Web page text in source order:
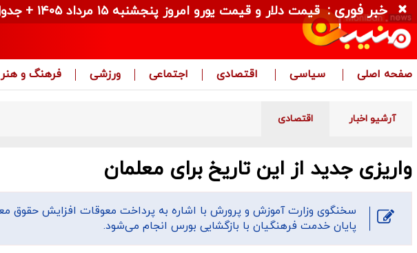
صفحه اصلی سیاسی اقتصادی اجتماعی ورزشی فرهنگ و هنر
آرشیو اخبار اقتصادی
واریزی جدید از این تاریخ برای معلمان
سخنگوی وزارت آموزش و پرورش با اشاره به پرداخت معوقات افزایش حقوق
پایان خدمت فرهنگیان با بازگشایی بورس انجام می‌شود.
خبر فوری : قیمت دلار و قیمت یورو امروز پنجشنبه ۱۵ مرداد ۱۴۰۵ + جدول